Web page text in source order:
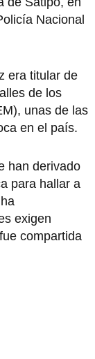
Nacional
era titular de
de los
unas de las
en el país.
han derivado
para hallar a
exigen
compartida